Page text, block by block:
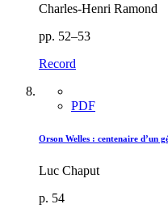
Charles-Henri Ramond
pp. 52–53
Record
PDF
Orson Welles : centenaire d’un
Luc Chaput
p. 54